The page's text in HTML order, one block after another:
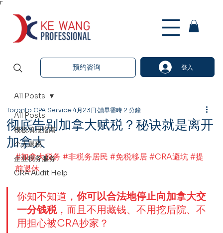
Γ
预约咨询 登入
All Posts
模板填报指南
个人退税
企业税务服务
CRA Audit Help
All Posts
彻底告别加拿大赋税？秘诀就是离开
加拿大
Toronto CPA Service 4月23日 讀畢需時 2 分鐘
#加拿大税务 #非税务居民 #免税移居 #CRA避坑 #提
前退休
你知不知道，你可以合法地停止向加拿大交
一分钱税，而且不用藏钱、不用挖后院、不
用担心被CRA抄家？